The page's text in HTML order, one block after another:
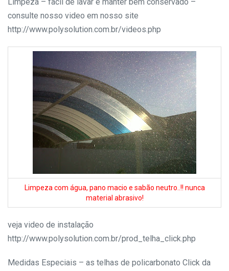
consulte nosso video em nosso site
http://www.polysolution.com.br/videos.php
Limpeza com água, pano macio e sabão neutro..!! nunca
material abrasivo!
veja video de instalação
http://www.polysolution.com.br/prod_telha_click.php
Medidas Especiais – as telhas de policarbonato Click da